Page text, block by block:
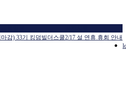
마감) 33기 킹덤빌더스쿨2/17 설 연휴 휴회 안내